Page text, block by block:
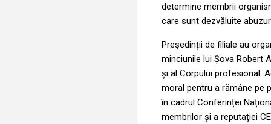
determine membrii
care sunt dezvăluite
Președinții de filiale au
minciunile lui Șova Robert
și al Corpului profesional.
moral pentru a rămâne pe
în cadrul Conferinței
membrilor și a reputației